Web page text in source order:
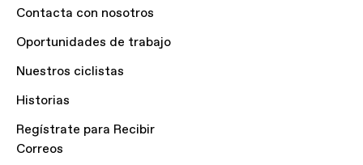
Contacta con nosotros
Oportunidades de trabajo
Nuestros ciclistas
Historias
Regístrate para Recibir
Correos